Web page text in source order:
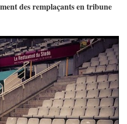
des remplaçants en tribune